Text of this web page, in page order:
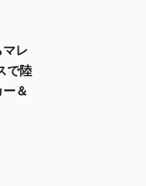
マレ
で陸
＆